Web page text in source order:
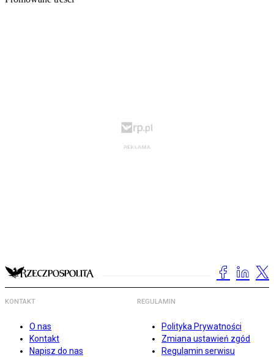
KONTAKT
O nas
Kontakt
Napisz do nas
REGULAMIN
Polityka Prywatności
Zmiana ustawień zgód
Regulamin serwisu